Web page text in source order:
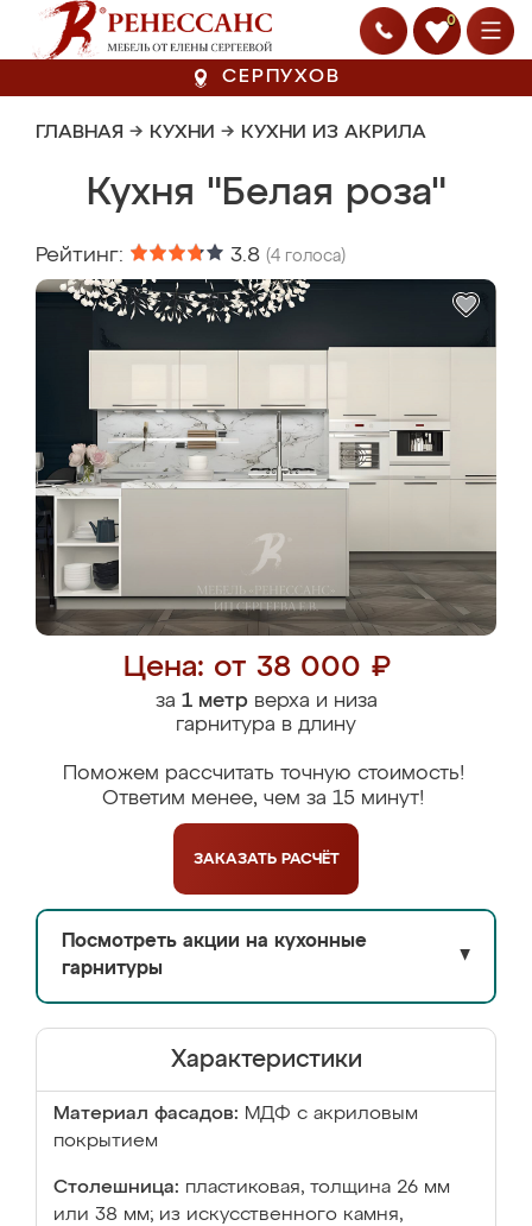
0
СЕРПУХОВ
ГЛАВНАЯ → КУХНИ → КУХНИ ИЗ АКРИЛА
Кухня "Белая роза"
Рейтинг: 3.8 (4 голоса)
Цена: от 38 000 ₽
за 1 метрверха и низа
гарнитура в длину
Поможем рассчитать точную стоимость!
Ответим менее, чем за 15 минут!
ЗАКАЗАТЬ РАСЧЁТ
Посмотреть акции на кухонные
гарнитуры
▼
Характеристики
Материал фасадов: МДФ с акриловым
покрытием
Столешница: пластиковая, толщина 26 мм
или 38 мм; из искусственного камня,